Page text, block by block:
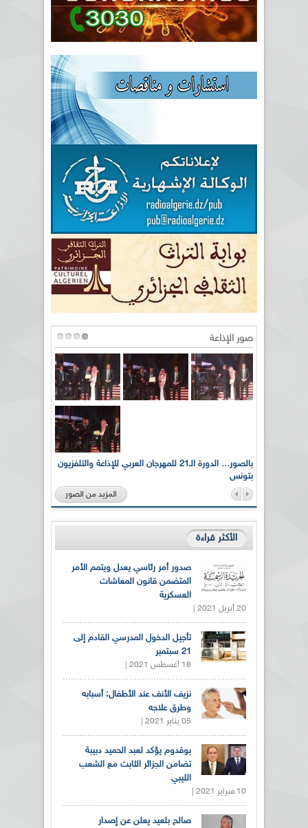
صور الإذاعة
بالصور... الدورة الـ21 للمهرجان العربي للإذاعة والتلفزيون
بتونس
المزيد من الصور
الأكثر قراءة
صدور أمر رئاسي يعدل ويتمم الأمر
المتضمن قانون المعاشات
العسكرية
20 أبريل 2021 |
تأجيل الدخول المدرسي القادم إلى
21 سبتمبر
18 أغسطس 2021 |
نزيف الأنف عند الأطفال: أسبابه
وطرق علاجه
05 يناير 2021 |
بوقدوم يؤكد لعبد الحميد دبيبة
تضامن الجزائر الثابت مع الشعب
الليبي
10 فبراير 2021 |
صالح بلعيد يعلن عن إصدار